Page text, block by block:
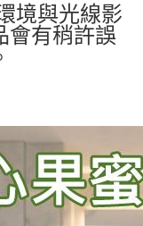
境與光線影
會有稍許誤